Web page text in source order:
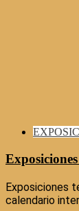
Exposiciones
calendario